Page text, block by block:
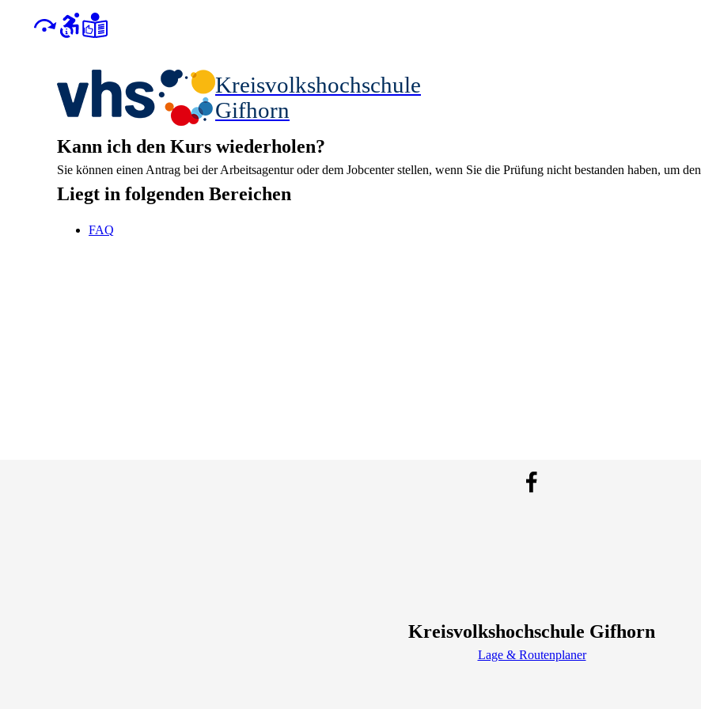
Kreisvolkshochschule
Gifhorn
Kann ich den Kurs wiederholen?
Sie können einen Antrag bei der Arbeitsagentur oder dem Jobcenter stellen, wenn Sie die Prüfung nicht bestanden haben, um
Liegt in folgenden Bereichen
FAQ
Kreisvolkshochschule Gifhorn
Lage & Routenplaner